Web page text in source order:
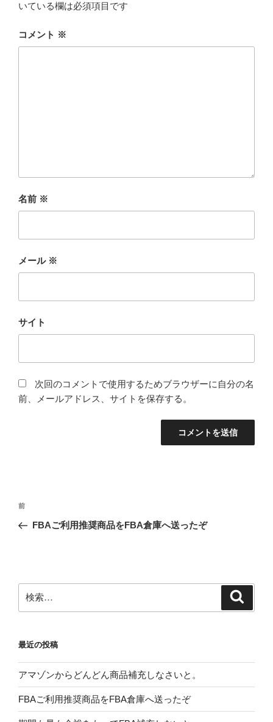
いている欄は必須項目です
コメント ※
名前 ※
メール ※
サイト
次回のコメントで使用するためブラウザーに自分の名
前、メールアドレス、サイトを保存する。
投
ナ
ー
シ
前
の
前
FBAご利用推奨商品をFBA倉庫へ送ったぞ
索:
最近の投稿
アマゾンからどんどん商品補充しなさいと。
FBAご利用推奨商品をFBA倉庫へ送ったぞ